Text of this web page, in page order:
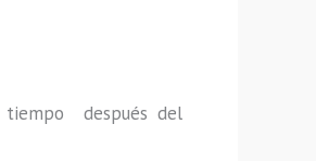
tiempo después del